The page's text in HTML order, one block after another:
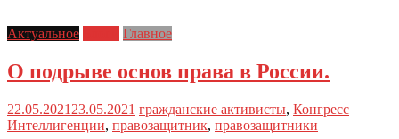
Актуальное Главное
О подрыве основ права в России.
22.05.2021 23.05.2021 гражданские активисты, Конгресс
Интеллигенции, правозащитник, правозащитники